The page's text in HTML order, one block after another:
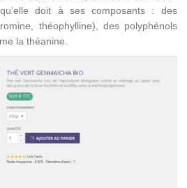
doit à ses composants : des
théophylline), des polyphénols
la théanine.